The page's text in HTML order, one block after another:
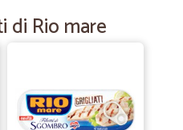
25/12/2023
Rio mare